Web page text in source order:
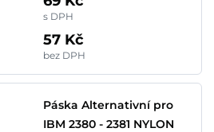
s DPH
57 Kč
bez DPH
Páska Alternativní pro
IBM 2380 - 2381 NYLON